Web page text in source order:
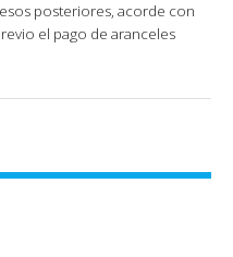
posteriores, acorde con
el pago de aranceles